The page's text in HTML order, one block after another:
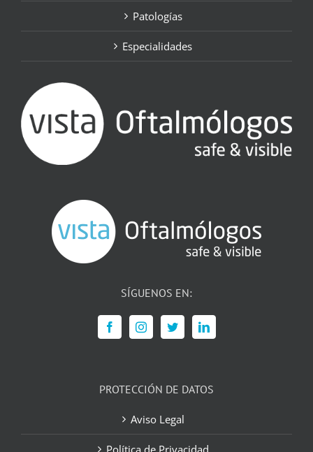
Patologías
Especialidades
SÍGUENOS EN:
PROTECCIÓN DE DATOS
Aviso Legal